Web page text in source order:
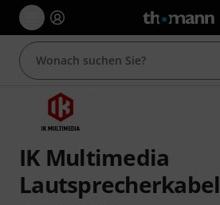
IK Multimedia
Lautsprecherkabel